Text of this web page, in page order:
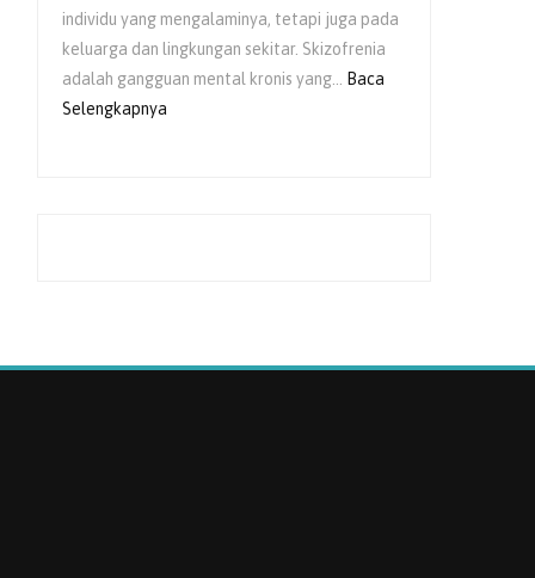
individu yang mengalaminya, tetapi juga pada
keluarga dan lingkungan sekitar. Skizofrenia
adalah gangguan mental kronis yang…
Baca
Selengkapnya